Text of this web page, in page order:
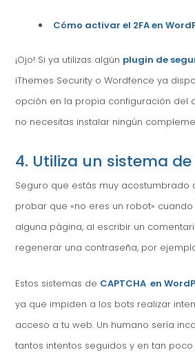
Cómo activar el 2FA en
¡Ojo! Si ya utilizas algún plugin de
iThemes Security o Wordfence ya
opción en la propia configuración del
no necesitas instalar ningún
4. Utiliza un sistema
Seguro que estás muy acostumbrado
probar que «no eres un robot»
alguna página, al escribir un
regenerar una contraseña, por
Estos sistemas de CAPTCHA en
ya que impiden a los bots realizar
acceso a tu web. Un humano sería
tantos intentos seguidos y en tan